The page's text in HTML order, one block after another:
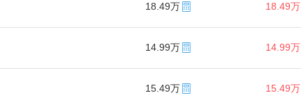
18.49万 18.49万
14.99万 14.99万
15.49万 15.49万